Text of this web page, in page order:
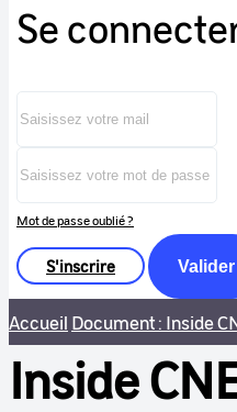
Se
Mot de passe oublié ?
S'inscrire Valider
Accueil Document : Inside
Inside